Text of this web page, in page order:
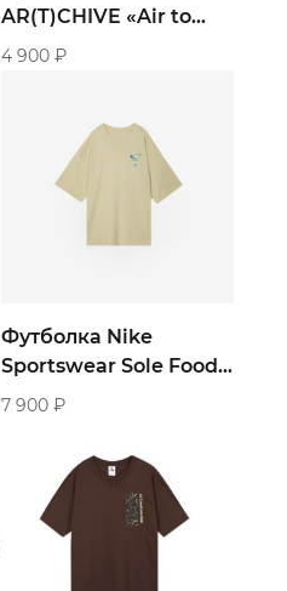
AR(T)CHIVE «Air to
style»
4 900 ₽
Футболка Nike
Sportswear Sole Food
«Biege»
7 900 ₽